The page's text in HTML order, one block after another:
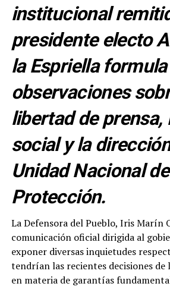
institucional
presidente electo
la Espriella formula
observaciones
libertad de prensa,
social y la
Unidad Nacional de
Protección.
La Defensora del Pueblo, Iris Marín
comunicación oficial dirigida al
exponer diversas inquietudes
tendrían las recientes decisiones
en materia de garantías